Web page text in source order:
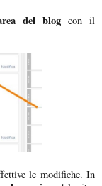
del blog con il
le modifiche. In